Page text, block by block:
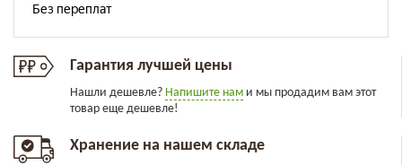
Гарантия лучшей цены
Нашли дешевле? Напишите нам и мы продадим вам этот
товар еще дешевле!
Хранение на нашем складе